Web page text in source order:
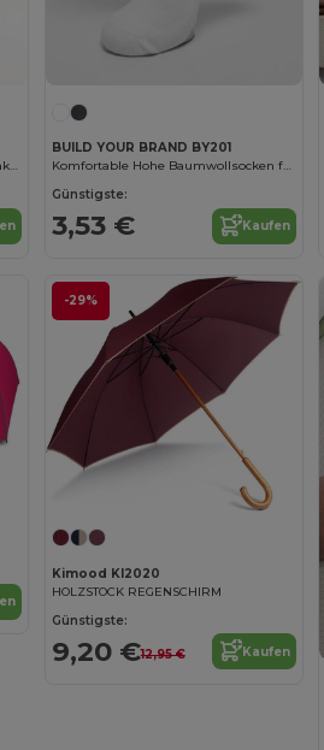
Stilvolle Unisex Espadrilles aus Frankreich
BUILD YOUR BRAND BY201
Komfortable Hohe Baumwollsocken für den Alltag
Günstigste:
3,53 € Kaufen
-29%
Kimood KI2020
HOLZSTOCK REGENSCHIRM
Günstigste:
9,20 €12,95 € Kaufen